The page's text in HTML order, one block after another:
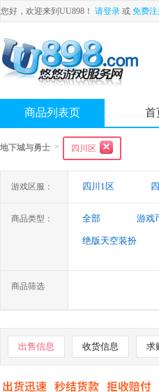
您好，欢迎来到UU898！ 请登录 或 免费
商品列表页 首
地下城与勇士 > 四川区
游戏区服： 四川1区
商品类型： 全部 游戏
绝版天空装扮
商品筛选
出售信息 收货信息 求